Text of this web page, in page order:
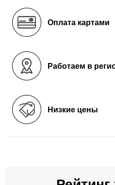
Оплата картами
Работаем в
Низкие цены